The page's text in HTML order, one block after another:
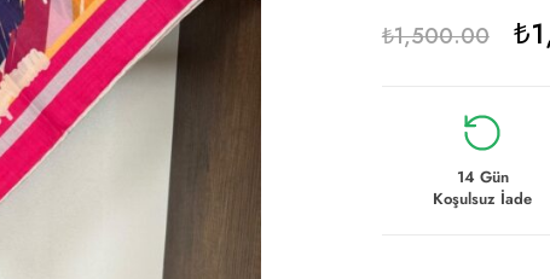
₺1,500.00 ₺
14 Gün
Koşulsuz İade